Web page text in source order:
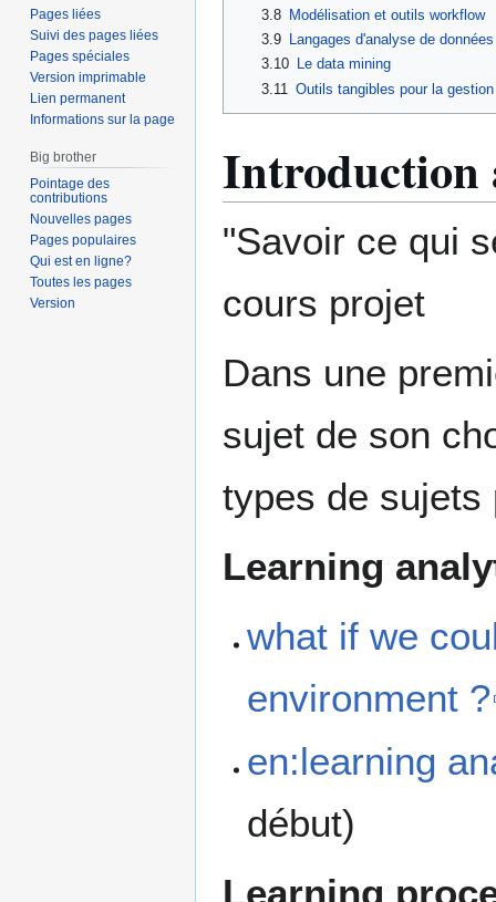
3.8 Modélisation et outils workflow
3.9
Langages d'analyse de
3.10
Le data mining
3.11 Outils tangibles pour la
Introduction
"Savoir ce qui
cours projet
Dans une
sujet de son
types de sujets
Learning
what if we
environment ?
en:learning
début)
Learning
Pages liées
Suivi des pages liées
Pages spéciales
Version imprimable
Lien permanent
Informations sur la page
Big brother
Pointage des
contributions
Nouvelles pages
Pages populaires
Qui est en ligne?
Toutes les pages
Version